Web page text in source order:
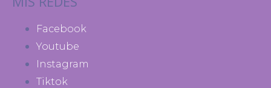
Facebook
Youtube
Instagram
Tiktok